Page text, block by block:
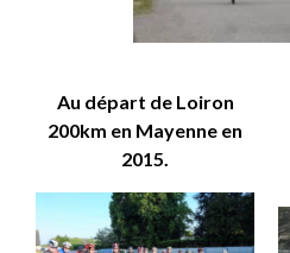
Au départ de Loiron
200km en Mayenne en
2015.